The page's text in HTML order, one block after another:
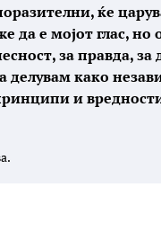
ќе
да е мојот глас, но
за правда,
делувам како
и